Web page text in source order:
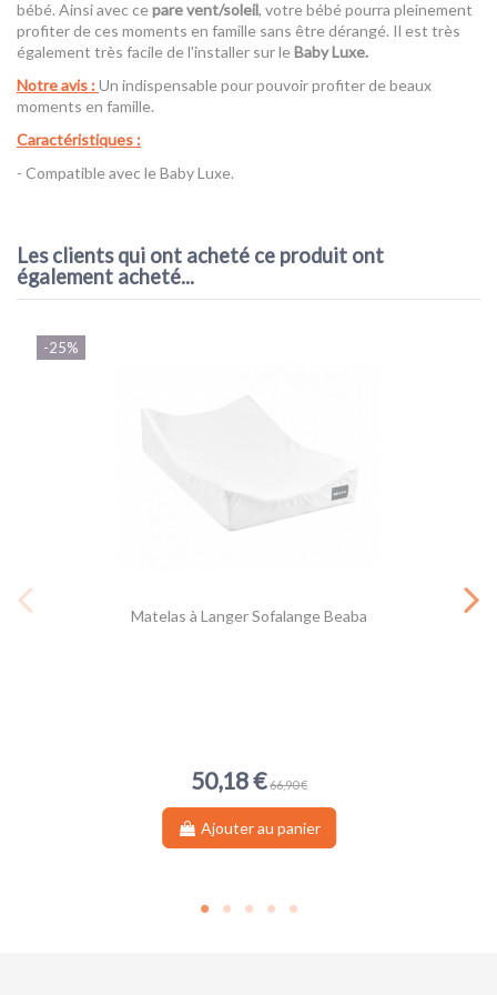
bébé. Ainsi avec cepare vent/soleil, votre bébé pourra pleinement
profiter de ces moments en famille sans être dérangé. Il est très
également très facile de l'installer sur leBaby Luxe.
Notre avis :Un indispensable pour pouvoir profiter de beaux
moments en famille.
Caractéristiques :
- Compatible avec le Baby Luxe.
Les clients qui ont acheté ce produit ont
également acheté...
-25%
Matelas à Langer Sofalange Beaba
50,18 € 66,90 €
Ajouter au panier